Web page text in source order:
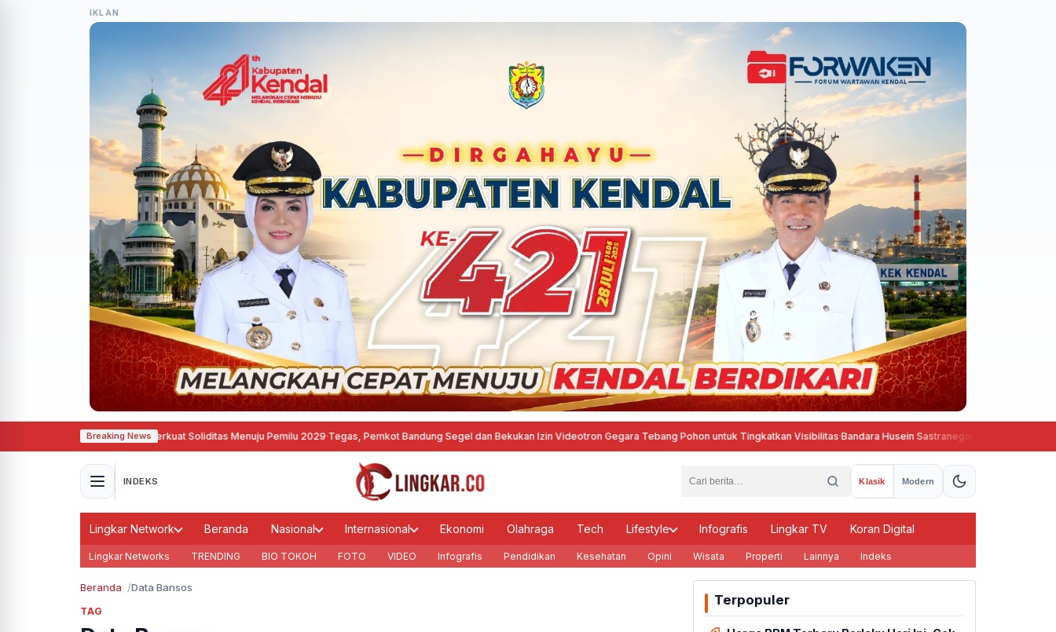
IKLAN
Breaking News
Demokrat Semarang Perkuat Soliditas Menuju Pemilu 2029·Tegas, Pemkot Bandung Segel dan Bekukan Izin Videotron Gegara Tebang Pohon untuk Tingkatkan Visibilitas·Bandara Husein Sastranegara Kembali Beroperasi,
INDEKS Klasik Modern
Lingkar Network Beranda Nasional Internasional Ekonomi Olahraga Tech Lifestyle Infografis Lingkar TV Koran Digital
Lingkar Networks TRENDING BIO TOKOH FOTO VIDEO Infografis Pendidikan Kesehatan Opini Wisata Properti Lainnya Indeks
Beranda Data Bansos
TAG
Terpopuler